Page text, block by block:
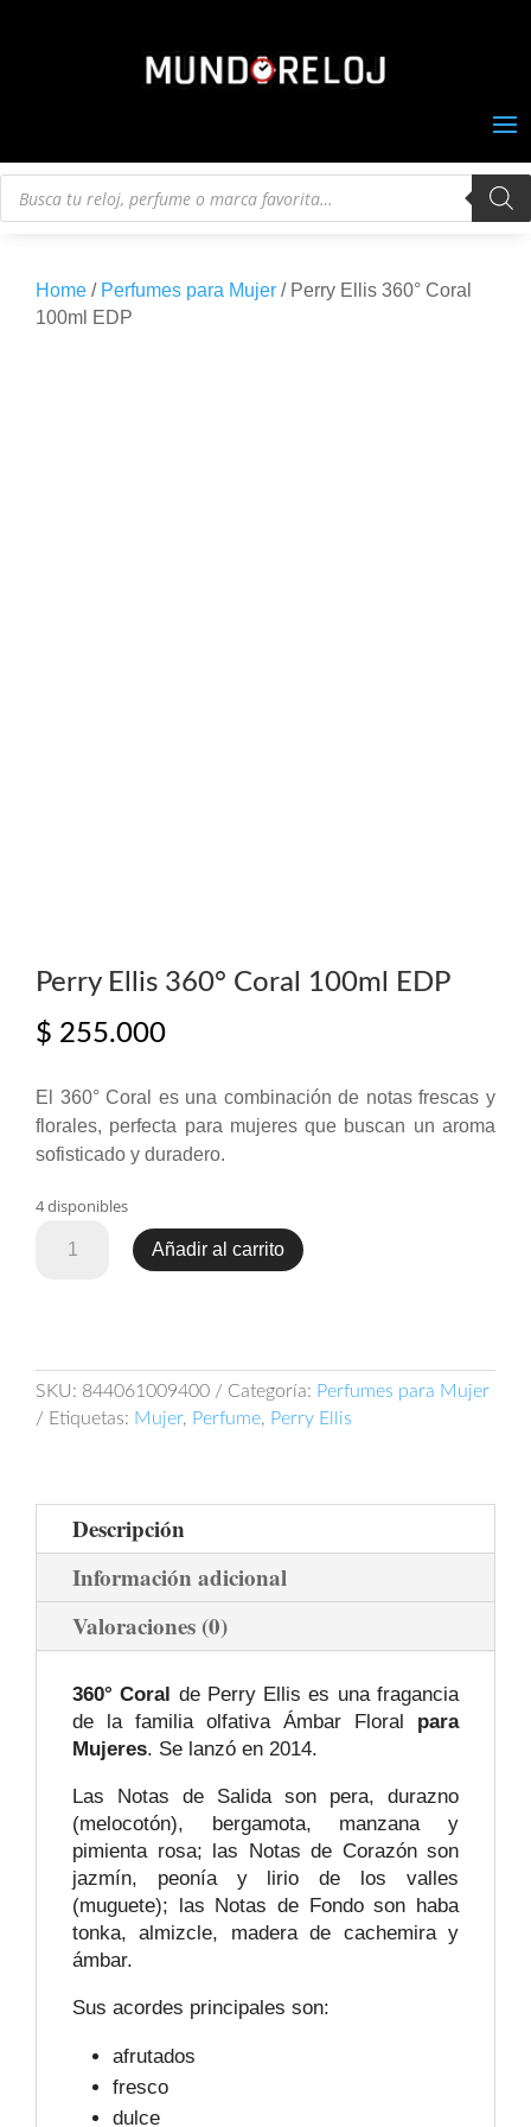
Búsqueda
Home / Perfumes para Mujer / Perry Ellis 360° Coral
100ml EDP
Perry Ellis 360° Coral 100ml EDP
$ 255.000
El 360° Coral es una combinación de notas frescas y
florales, perfecta para mujeres que buscan un aroma
sofisticado y duradero.
4 disponibles
EDP
cantidad
Añadir al carrito
SKU: 844061009400 Categoría: Perfumes para Mujer
Etiquetas: Mujer, Perfume, Perry Ellis
Descripción
Información adicional
Valoraciones (0)
360° Coral de Perry Ellis es una fragancia
de la familia olfativa Ámbar Floral para
Mujeres. Se lanzó en 2014.
Las Notas de Salida son pera, durazno
(melocotón), bergamota, manzana y
pimienta rosa; las Notas de Corazón son
jazmín, peonía y lirio de los valles
(muguete); las Notas de Fondo son haba
tonka, almizcle, madera de cachemira y
ámbar.
Sus acordes principales son:
afrutados
fresco
dulce